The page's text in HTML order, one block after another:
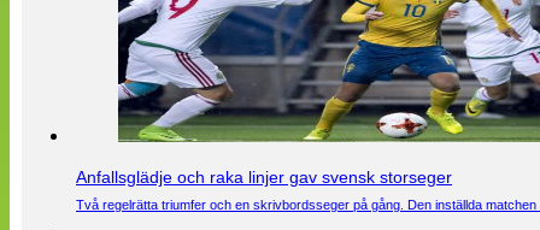
Anfallsglädje och raka linjer gav svensk storseger
Två regelrätta triumfer och en skrivbordsseger på gång. Den inställda